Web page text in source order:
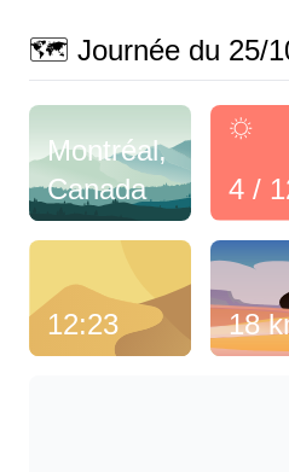
🗺️ Journée du 25/
Montréal,
Canada
4 /
12:23 18